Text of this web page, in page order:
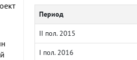
Период
II пол. 2015
I пол. 2016